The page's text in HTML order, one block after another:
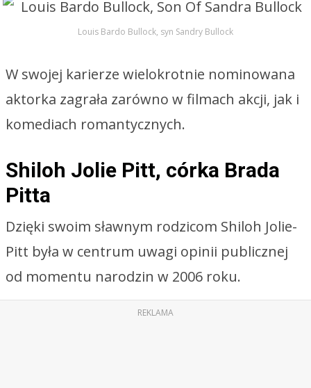
Louis Bardo Bullock, syn Sandry Bullock
W swojej karierze wielokrotnie nominowana
aktorka zagrała zarówno w filmach akcji, jak i
komediach romantycznych.
Shiloh Jolie Pitt, córka Brada
Pitta
Dzięki swoim sławnym rodzicom Shiloh Jolie-
Pitt była w centrum uwagi opinii publicznej
od momentu narodzin w 2006 roku.
REKLAMA